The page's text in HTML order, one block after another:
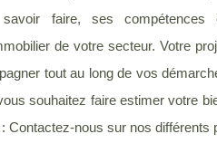
faire, ses compétences
de votre secteur. Votre
tout au long de vos
souhaitez faire estimer votre
Contactez-nous sur nos différents